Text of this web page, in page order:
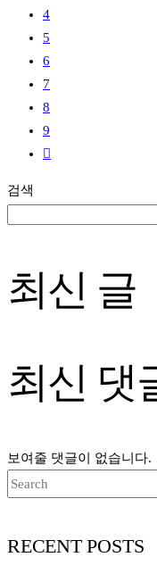
4
5
6
7
8
9
검색
최신 글
최신 댓
보여줄 댓글이 없습니다.
RECENT POSTS